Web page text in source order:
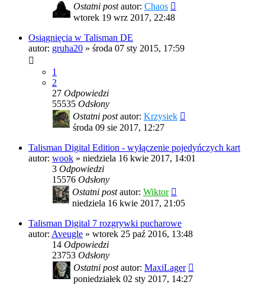
Ostatni postautor: Chaos
wtorek 19 wrz 2017, 22:48
Osiągnięcia w Talisman DE
autor: gruha20 » środa 07 sty 2015, 17:59
1
2
27 Odpowiedzi
55535 Odsłony
Ostatni postautor: Krzysiek
środa 09 sie 2017, 12:27
Talisman Digital Edition - wyłączenie pojedyńczych kart
autor: wook » niedziela 16 kwie 2017, 14:01
3 Odpowiedzi
15576 Odsłony
Ostatni postautor: Wiktor
niedziela 16 kwie 2017, 21:05
Talisman Digital 7 rozgrywki pucharowe
autor: Aveugle » wtorek 25 paź 2016, 13:48
14 Odpowiedzi
23753 Odsłony
Ostatni postautor: MaxiLager
poniedziałek 02 sty 2017, 14:27